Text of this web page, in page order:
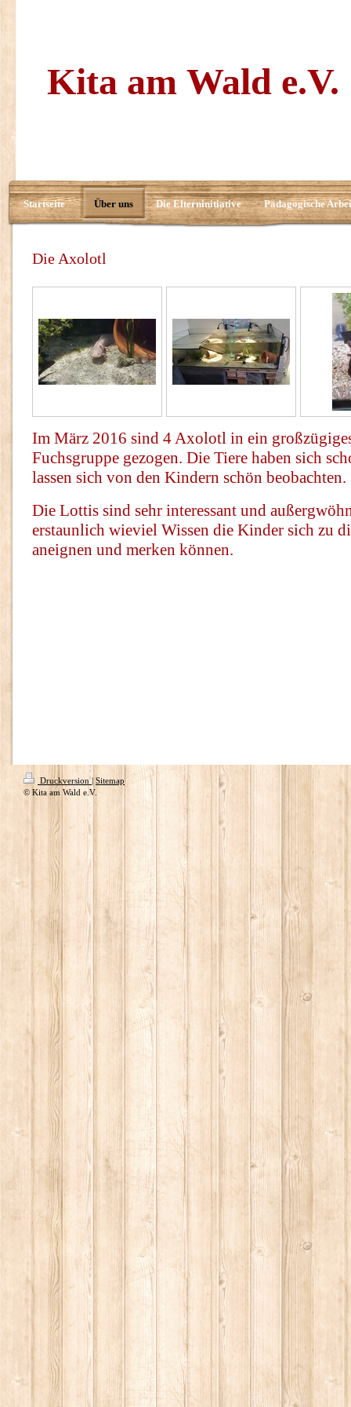
Kita am Wald e.V.
Startseite Über uns Die Elterninitiative Pädagogische
Die Axolotl
Im März 2016 sind 4 Axolotl in ein
Fuchsgruppe gezogen. Die Tiere haben sich
lassen sich von den Kindern schön beobachten.
Die Lottis sind sehr interessant und
erstaunlich wieviel Wissen die Kinder sich zu
aneignen und merken können.
Druckversion| Sitemap
© Kita am Wald e.V.